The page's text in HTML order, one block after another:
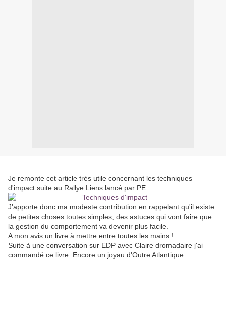
Je remonte cet article très utile concernant les techniques
d'impact suite au Rallye Liens lancé par PE.
J'apporte donc ma modeste contribution en rappelant qu'il existe
de petites choses toutes simples, des astuces qui vont faire que
la gestion du comportement va devenir plus facile.
A mon avis un livre à mettre entre toutes les mains !
Suite à une conversation sur EDP avec Claire dromadaire j'ai
commandé ce livre. Encore un joyau d'Outre Atlantique.